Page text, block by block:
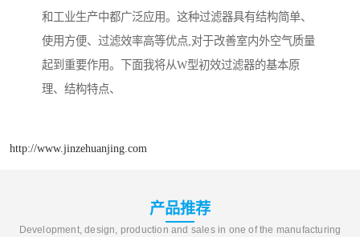
和工业生产中都广泛应用。这种过滤器具有结构简单、
使用方便、过滤效率高等优点,对于改善室内外空气质量
起到重要作用。下面我将从W型初效过滤器的基本原
理、结构特点、
http://www.jinzehuanjing.com
产品推荐
Development, design, production and sales in one of the manufacturing